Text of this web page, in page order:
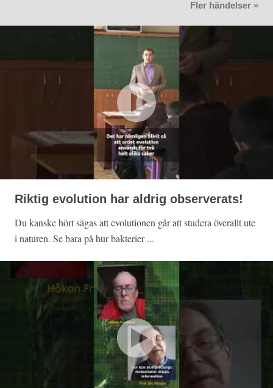
Fler händelser »
Riktig evolution har aldrig observerats!
Du kanske hört sägas att evolutionen går att studera överallt ute
i naturen. Se bara på hur bakterier ...